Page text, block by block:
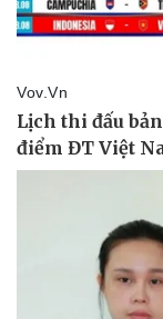
Bất động sản
Khởi nghiệp